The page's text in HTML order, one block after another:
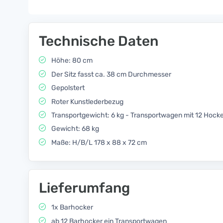
Technische Daten
Höhe: 80 cm
Der Sitz fasst ca. 38 cm Durchmesser
Gepolstert
Roter Kunstlederbezug
Transportgewicht: 6 kg - Transportwagen mit 12
Gewicht: 68 kg
Maße: H/B/L 178 x 88 x 72 cm
Lieferumfang
1x Barhocker
ab 12 Barhocker ein Transportwagen